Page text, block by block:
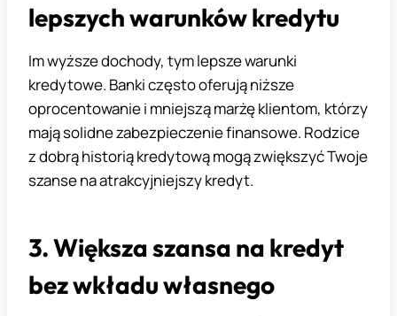
lepszych warunków kredytu
Im wyższe dochody, tym lepsze warunki
kredytowe. Banki często oferują niższe
oprocentowanie i mniejszą marżę klientom, którzy
mają solidne zabezpieczenie finansowe. Rodzice
z dobrą historią kredytową mogą zwiększyć Twoje
szanse na atrakcyjniejszy kredyt.
3. Większa szansa na kredyt
bez wkładu własnego